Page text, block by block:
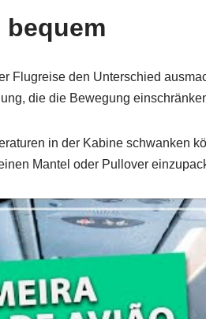
Flugreise den Unterschied
die die Bewegung
in der Kabine schwanken
Mantel oder Pullover